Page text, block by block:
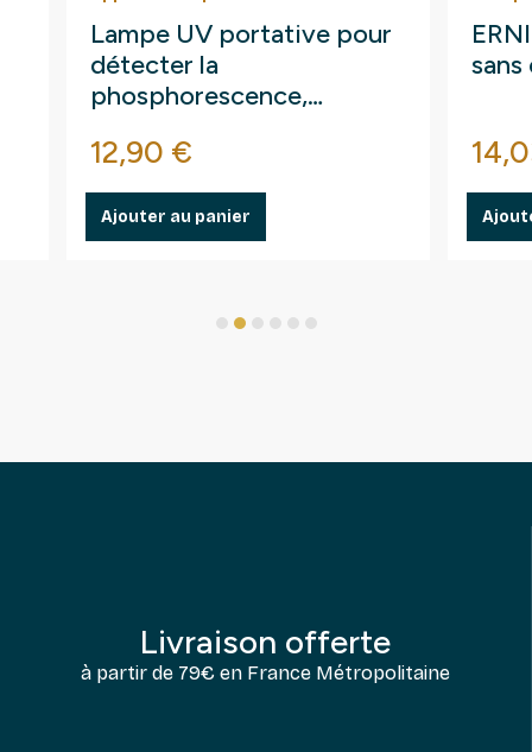
Lampe UV portative pour
détecter la
phosphorescence,
Prix
12,90 €
Ajouter au panier
sans
Prix
Livraison offerte
à partir de 79€ en France Métropolitaine